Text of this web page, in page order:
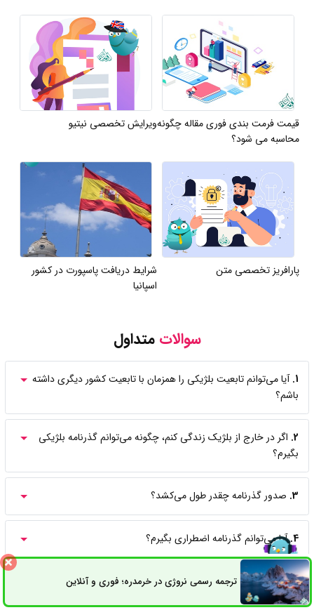
قیمت فرمت بندی فوری مقاله چگونه
محاسبه می شود؟
ویرایش تخصصی نیتیو
پارافریز تخصصی متن
شرایط دریافت پاسپورت در کشور
اسپانیا
سوالاتمتداول
1. آیا می‌توانم تابعیت بلژیکی را همزمان با تابعیت کشور دیگری داشته
باشم؟
2. اگر در خارج از بلژیک زندگی کنم، چگونه می‌توانم گذرنامه بلژیکی
بگیرم؟
3. صدور گذرنامه چقدر طول می‌کشد؟
4.آیا می‌توانم گذرنامه اضطراری بگیرم؟
5.آیا برای دریافت گذرنامه باید شخصاً مراجعه کنم؟
ترجمه رسمی نروژی در خرمدره؛ فوری و آنلاینثبت سفارش راه های ارتباطی